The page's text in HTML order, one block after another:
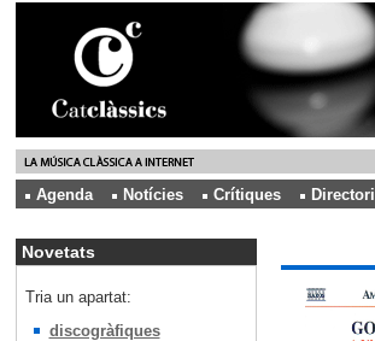
Agenda
Notícies Crítiques Directori
Novetats
Tria un apartat:
discogràfiques